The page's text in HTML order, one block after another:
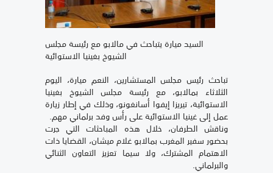
السيد ميارة يتباحث في مالابو مع رئيسة مجلس
الشيوخ بغينيا الاستوائية
تباحث رئيس مجلس المستشارين، النعم ميارة، اليوم
الثلاثاء بمالابو، مع رئيسة مجلس الشيوخ بغينيا
الاستوائية، تيريزا إيفوا أسانغونو، وذلك في إطار زيارة
عمل إلى غينيا الاستوائية على رأس وفد برلماني مهم.
وناقش الطرفان، خلال هذه المباحثات التي جرت
بحضور سفير المغرب بمالابو غلام ميشان، القضايا ذات
الاهتمام المشترك، ولا سيما تعزيز التعاون الثنائي
والبرلماني.